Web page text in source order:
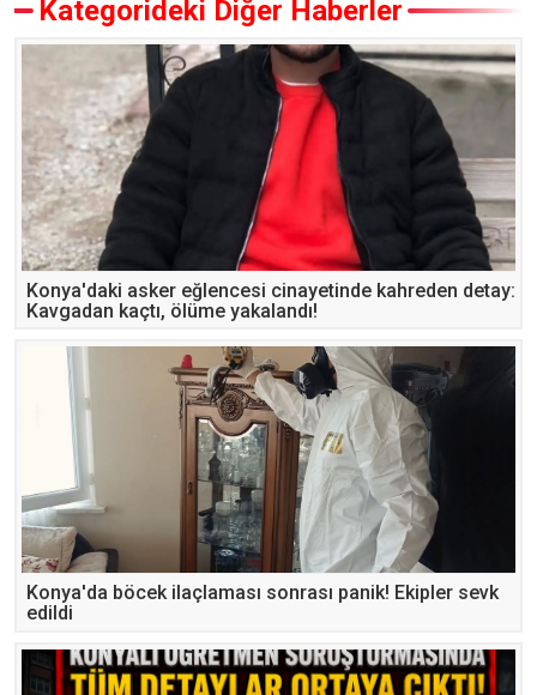
Kategorideki Diğer Haberler
Konya'daki asker eğlencesi cinayetinde kahreden detay:
Kavgadan kaçtı, ölüme yakalandı!
Konya'da böcek ilaçlaması sonrası panik! Ekipler sevk
edildi